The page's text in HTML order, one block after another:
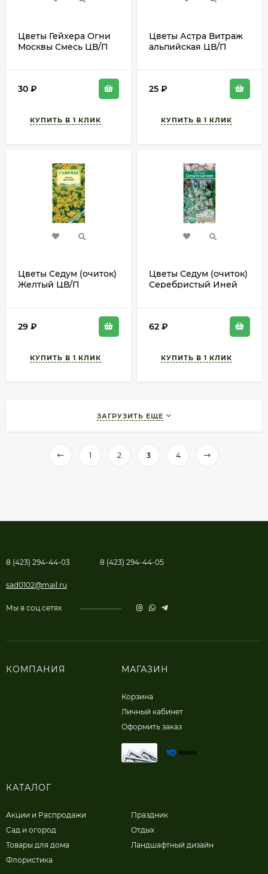
Цветы Гейхера Огни
Москвы Смесь ЦВ/П
30 ₽
Цветы Астра Витраж
альпийская ЦВ/П
25 ₽
Цветы Седум (очиток)
Желтый ЦВ/П
29 ₽
Цветы Седум (очиток)
Серебристый Иней
62 ₽
ЗАГРУЗИТЬ ЕЩЕ
1 2 3 4
8 (423) 294-44-03 8 (423) 294-44-05
sad0102@mail.ru
Мы в соц.сетях
КОМПАНИЯ МАГАЗИН
Корзина
Личный кабинет
Оформить заказ
КАТАЛОГ
Акции и Распродажи
Сад и огород
Товары для дома
Флористика
Праздник
Отдых
Ландшафтный дизайн